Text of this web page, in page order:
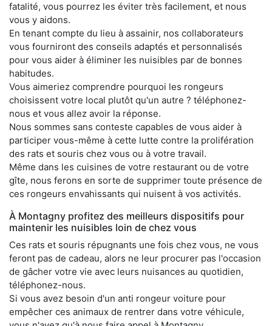
fatalité, vous pourrez les éviter très facilement, et nous
vous y aidons.
En tenant compte du lieu à assainir, nos collaborateurs
vous fourniront des conseils adaptés et personnalisés
pour vous aider à éliminer les nuisibles par de bonnes
habitudes.
Vous aimeriez comprendre pourquoi les rongeurs
choisissent votre local plutôt qu'un autre ? téléphonez-
nous et vous allez avoir la réponse.
Nous sommes sans conteste capables de vous aider à
participer vous-même à cette lutte contre la prolifération
des rats et souris chez vous ou à votre travail.
Même dans les cuisines de votre restaurant ou de votre
gîte, nous ferons en sorte de supprimer toute présence de
ces rongeurs envahissants qui nuisent à vos activités.
À Montagny profitez des meilleurs dispositifs pour
maintenir les nuisibles loin de chez vous
Ces rats et souris répugnants une fois chez vous, ne vous
feront pas de cadeau, alors ne leur procurer pas l'occasion
de gâcher votre vie avec leurs nuisances au quotidien,
téléphonez-nous.
Si vous avez besoin d'un anti rongeur voiture pour
empêcher ces animaux de rentrer dans votre véhicule,